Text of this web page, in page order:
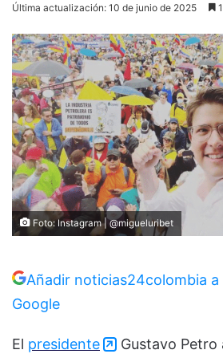
Última actualización: 10 de junio de 2025
Foto: Instagram | @migueluribet
Añadir noticias24colombia
Google
El presidente
Gustavo Petro